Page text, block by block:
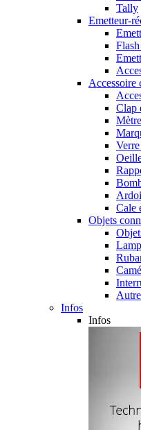
Tally
Emetteur-
Accessoire
Clap
Cale
Objets
Infos
Infos